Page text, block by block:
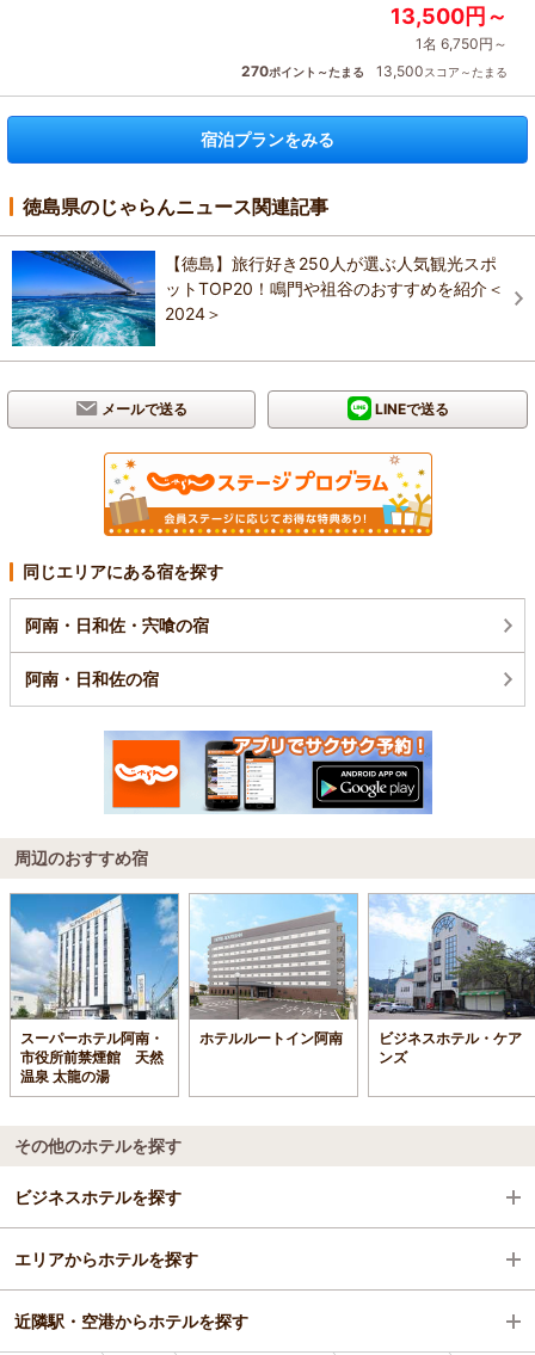
13,500円～
1名 6,750円～
270ポイント～たまる 13,500スコア～たまる
宿泊プランをみる
徳島県のじゃらんニュース関連記事
【徳島】旅行好き250人が選ぶ人気観光スポ
ットTOP20！鳴門や祖谷のおすすめを紹介＜
2024＞
メールで送る LINEで送る
同じエリアにある宿を探す
阿南・日和佐・宍喰の宿
阿南・日和佐の宿
周辺のおすすめ宿
スーパーホテル阿南・
市役所前禁煙館 天然
温泉 太龍の湯
ホテルルートイン阿南
ビジネスホテル・ケア
ンズ
その他のホテルを探す
ビジネスホテルを探す
徳島県
阿南・日和佐・宍喰
エリアからホテルを探す
徳島県
近隣駅・空港からホテルを探す